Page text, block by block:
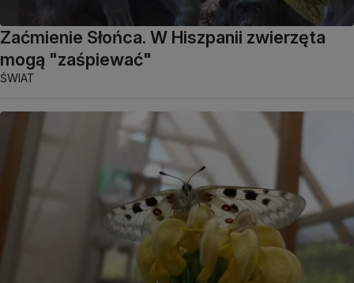
Zaćmienie Słońca. W Hiszpanii zwierzęta
mogą "zaśpiewać"
ŚWIAT